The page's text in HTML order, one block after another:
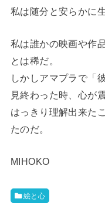
私は随分と安らかに
私は誰かの映画や作
とは稀だ。
しかしアマプラで「
見終わった時、心が
はっきり理解出来た
たのだ。
MIHOKO
絵と心